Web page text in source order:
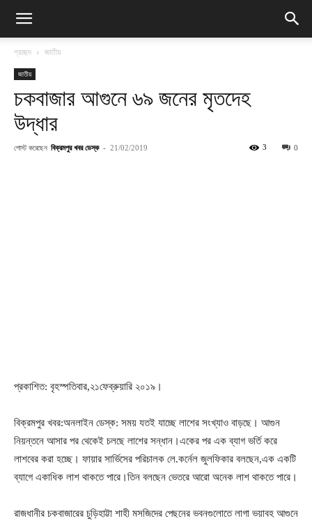
প্রচ্ছদ জাতীয়
জাতীয়
চকবাজার আগুনে ৬৯ জনের মৃতদেহ
উদ্ধার
পোস্ট করেছেন বিক্রমপুর খবর ডেস্ক - 21/02/2019 0
3
প্রকাশিত: বৃহস্পতিবার,২১ফেব্রুয়ারি ২০১৯।
বিক্রমপুর খবর:অনলাইন ডেস্ক: সময় যতই যাচ্ছে লাশের সংখ্যাও বাড়ছে। আগুন
নিয়ন্তনে আসার পর থেকেই চলছে লাশের সন্ধান।একের পর এক ব্যাগ ভর্তি করে
লাশবের করা হচ্ছে। ফায়ার সার্ভিসের পরিচালক লে.কর্নেল জুলফিকার বলছেন,এক একটি
ব্যাগে একাধিক লাশ থাকতে পারে।তিন বলছেন ভেতরে আরো অনেক লাশ থাকতে পারে।
রাজধানীর চকবাজারের চুড়িহাট্টা শাহী মসজিদের পেছনের ভবনগুলোতে লাগা ভয়াবহ আগুনে